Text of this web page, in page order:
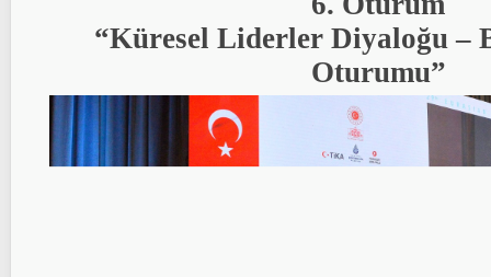
“Küresel Liderler Diyaloğu –
Oturumu”